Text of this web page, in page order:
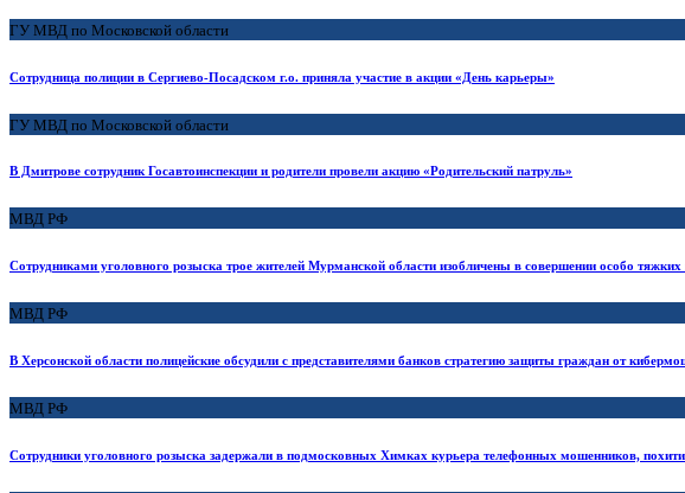
ГУ МВД по Московской области
Сотрудница полиции в Сергиево-Посадском г.о. приняла участие в акции «День карьеры»
ГУ МВД по Московской области
В Дмитрове сотрудник Госавтоинспекции и родители провели акцию «Родительский патруль»
МВД РФ
Сотрудниками уголовного розыска трое жителей Мурманской области изобличены в совершении особо тяжких
МВД РФ
В Херсонской области полицейские обсудили с представителями банков стратегию защиты граждан от
МВД РФ
Сотрудники уголовного розыска задержали в подмосковных Химках курьера телефонных мошенников,